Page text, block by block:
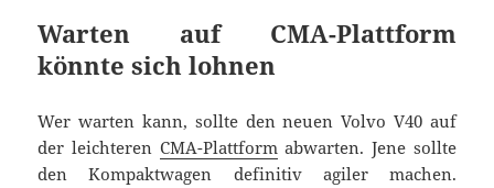
Warten auf CMA-Plattform
könnte sich lohnen
Wer warten kann, sollte den neuen Volvo V40 auf
der leichteren CMA-Plattformabwarten. Jene sollte
den Kompaktwagen definitiv agiler machen.